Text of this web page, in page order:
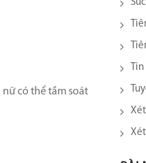
có thể tầm soát